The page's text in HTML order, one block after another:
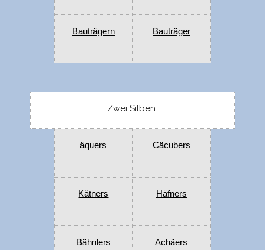
Bauträgern Bauträger
Zwei Silben:
äquers Cäcubers
Kätners Häfners
Bähnlers Achäers